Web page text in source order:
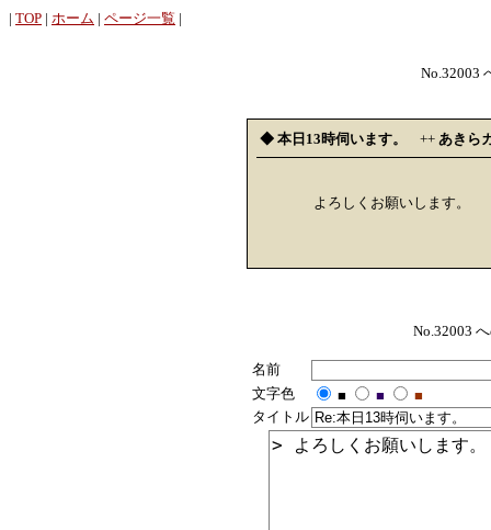
| TOP | ホーム | ページ一覧 |
No.32003
◆ 本日13時伺います。 ++ あきら
よろしくお願いします。
No.32003
名前
文字色
■ ■
■
タイトル